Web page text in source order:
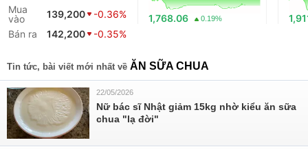
Mua
vào
139,200
-0.36%
Bán ra
142,200 -0.35%
1,768.06 0.19%
Tin tức, bài viết mới nhất về ĂN SỮA CHUA
22/05/2026
Nữ bác sĩ Nhật giảm 15kg nhờ kiểu ăn sữa
chua "lạ đời"